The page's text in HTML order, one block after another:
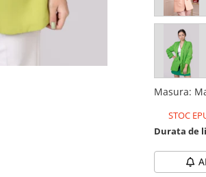
Masura:
STOC
Durata de